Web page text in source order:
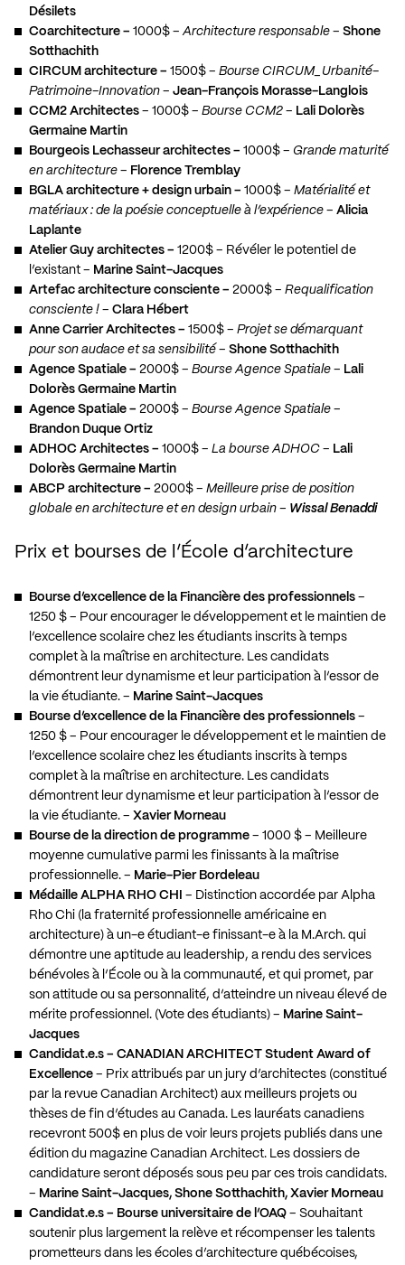
Désilets
Coarchitecture – 1000$ – Architecture responsable – Shone
Sotthachith
CIRCUM architecture – 1500$ – Bourse CIRCUM_Urbanité-
Patrimoine-Innovation – Jean-François Morasse-Langlois
CCM2 Architectes – 1000$ – Bourse CCM2 – Lali Dolorès
Germaine Martin
Bourgeois Lechasseur architectes – 1000$ – Grande maturité
en architecture – Florence Tremblay
BGLA architecture + design urbain – 1000$ – Matérialité et
matériaux : de la poésie conceptuelle à l’expérience – Alicia
Laplante
Atelier Guy architectes – 1200$ – Révéler le potentiel de
l’existant – Marine Saint-Jacques
Artefac architecture consciente – 2000$ – Requalification
consciente ! – Clara Hébert
Anne Carrier Architectes – 1500$ – Projet se démarquant
pour son audace et sa sensibilité – Shone Sotthachith
Agence Spatiale – 2000$ – Bourse Agence Spatiale – Lali
Dolorès Germaine Martin
Agence Spatiale – 2000$ – Bourse Agence Spatiale –
Brandon Duque Ortiz
ADHOC Architectes – 1000$ – La bourse ADHOC – Lali
Dolorès Germaine Martin
ABCP architecture – 2000$ – Meilleure prise de position
globale en architecture et en design urbain – Wissal Benaddi
Prix et bourses de l’École d’architecture
Bourse d’excellence de la Financière des professionnels –
1250 $ – Pour encourager le développement et le maintien de
l’excellence scolaire chez les étudiants inscrits à temps
complet à la maîtrise en architecture. Les candidats
démontrent leur dynamisme et leur participation à l’essor de
la vie étudiante. – Marine Saint-Jacques
Bourse d’excellence de la Financière des professionnels –
1250 $ – Pour encourager le développement et le maintien de
l’excellence scolaire chez les étudiants inscrits à temps
complet à la maîtrise en architecture. Les candidats
démontrent leur dynamisme et leur participation à l’essor de
la vie étudiante. – Xavier Morneau
Bourse de la direction de programme – 1000 $ – Meilleure
moyenne cumulative parmi les finissants à la maîtrise
professionnelle. – Marie-Pier Bordeleau
Médaille ALPHA RHO CHI
– Distinction accordée par Alpha
Rho Chi (la fraternité professionnelle américaine en
architecture) à un-e étudiant-e finissant-e à la M.Arch. qui
démontre une aptitude au leadership, a rendu des services
bénévoles à l’École ou à la communauté, et qui promet, par
son attitude ou sa personnalité, d’atteindre un niveau élevé de
mérite professionnel. (Vote des étudiants) – Marine Saint-
Jacques
Candidat.e.s – CANADIAN ARCHITECT Student Award of
Excellence – Prix attribués par un jury d’architectes (constitué
par la revue Canadian Architect) aux meilleurs projets ou
thèses de fin d’études au Canada. Les lauréats canadiens
recevront 500$ en plus de voir leurs projets publiés dans une
édition du magazine Canadian Architect. Les dossiers de
candidature seront déposés sous peu par ces trois candidats.
– Marine Saint-Jacques, Shone Sotthachith, Xavier Morneau
Candidat.e.s – Bourse universitaire de l’OAQ – Souhaitant
soutenir plus largement la relève et récompenser les talents
prometteurs dans les écoles d’architecture québécoises,